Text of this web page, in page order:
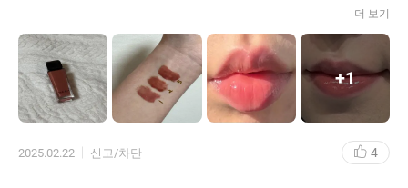
전 다릅니다!!!! 제가 쓰는 거 보고 친구도 바로 따라샀어요ㅋㅋㅋㅋ
몰에서 할인도 많이 하고 쿠폰도 엄청 많이 쓸 수 있어서 드디어 사
봤는데 배송 받고 거의 한달동안 얘만 바르고 다닌 것 같아요…😍
제가 가을다크로 진단받기도 했고 애초에 입술색이 있는 편이라 거
의 발색 없는 립글로즈 수준이긴 하지만 그게 너무 예뻐요…
제형이 쫀득한데 찐득거리지는 않는 느낌이랄까요…??!
과도 있어서 너무 좋아요!!!
더 보기
+1
2025.02.22 신고/차단 4